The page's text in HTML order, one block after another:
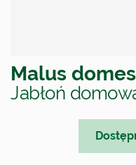
Malus
Jabłoń